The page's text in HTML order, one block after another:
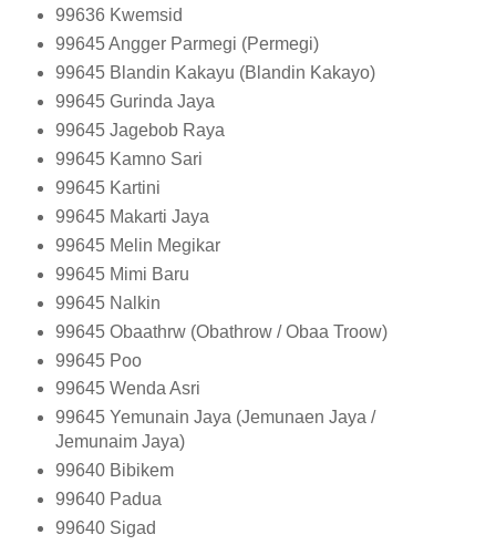
99636 Kwemsid
99645 Angger Parmegi (Permegi)
99645 Blandin Kakayu (Blandin Kakayo)
99645 Gurinda Jaya
99645 Jagebob Raya
99645 Kamno Sari
99645 Kartini
99645 Makarti Jaya
99645 Melin Megikar
99645 Mimi Baru
99645 Nalkin
99645 Obaathrw (Obathrow / Obaa Troow)
99645 Poo
99645 Wenda Asri
99645 Yemunain Jaya (Jemunaen Jaya /
Jemunaim Jaya)
99640 Bibikem
99640 Padua
99640 Sigad